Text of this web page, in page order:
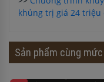
khủng trị giá 24 triệu
Sản phẩm cùng